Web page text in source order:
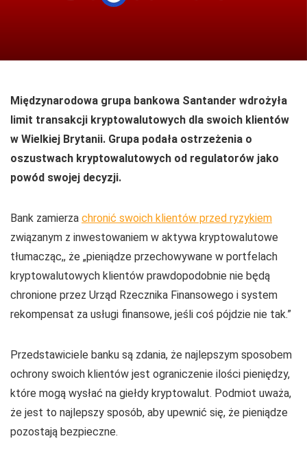
Międzynarodowa grupa bankowa Santander wdrożyła
limit transakcji kryptowalutowych dla swoich klientów
w Wielkiej Brytanii. Grupa podała ostrzeżenia o
oszustwach kryptowalutowych od regulatorów jako
powód swojej decyzji.
Bank zamierza chronić swoich klientów przed ryzykiem
związanym z inwestowaniem w aktywa kryptowalutowe
tłumacząc,, że „pieniądze przechowywane w portfelach
kryptowalutowych klientów prawdopodobnie nie będą
chronione przez Urząd Rzecznika Finansowego i system
rekompensat za usługi finansowe, jeśli coś pójdzie nie tak.”
Przedstawiciele banku są zdania, że najlepszym sposobem
ochrony swoich klientów jest ograniczenie ilości pieniędzy,
które mogą wysłać na giełdy kryptowalut. Podmiot uważa,
że jest to najlepszy sposób, aby upewnić się, że pieniądze
pozostają bezpieczne.